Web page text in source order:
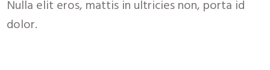
Nulla elit eros, mattis in ultricies non, porta id
dolor.